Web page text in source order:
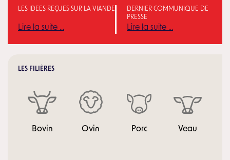
LES IDÉES REÇUES SUR LA VIANDE
Lire la suite ...
DERNIER COMMUNIQUÉ DE
PRESSE
Lire la suite ...
LES FILIÈRES
Bovin Ovin Porc Veau